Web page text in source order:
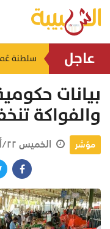
عاجل
بيانات
والفواكة
مؤشر الخميس ٢٢/أبريل/٢٠٢١ ٠٩:٣٩ ص